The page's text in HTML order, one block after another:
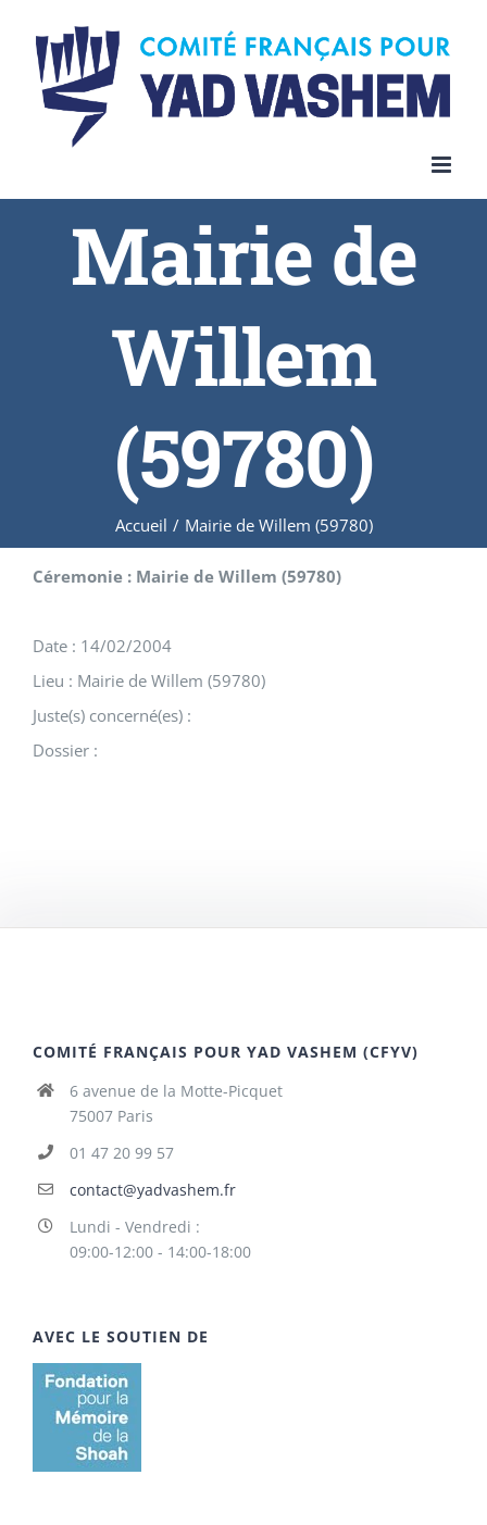
content
Mairie de
Willem
(59780)
Accueil / Mairie de Willem (59780)
Céremonie : Mairie de Willem (59780)
Date : 14/02/2004
Lieu : Mairie de Willem (59780)
Juste(s) concerné(es) :
Dossier :
COMITÉ FRANÇAIS POUR YAD VASHEM (CFYV)
6 avenue de la Motte-Picquet
75007 Paris
01 47 20 99 57
contact@yadvashem.fr
Lundi - Vendredi :
09:00-12:00 - 14:00-18:00
AVEC LE SOUTIEN DE